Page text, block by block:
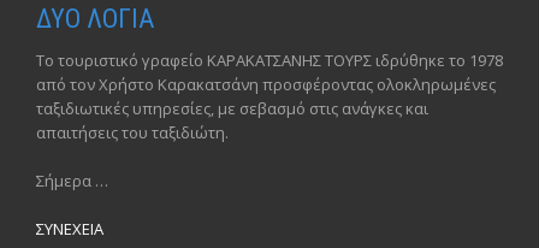
ΔΥΟ ΛΟΓΙΑ
Το τουριστικό γραφείο ΚΑΡΑΚΑΤΣΑΝΗΣ ΤΟΥΡΣ ιδρύθηκε το 1978
από τον Χρήστο Καρακατσάνη προσφέροντας ολοκληρωμένες
ταξιδιωτικές υπηρεσίες, με σεβασμό στις ανάγκες και
απαιτήσεις του ταξιδιώτη.
Σήμερα …
ΣΥΝΕΧΕΙΑ